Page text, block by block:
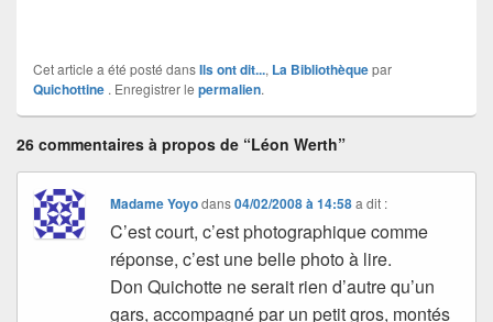
Cet article a été posté dansIls ont dit..., La Bibliothèquepar
Quichottine . Enregistrer le permalien.
26 commentaires à propos de “Léon Werth”
Madame Yoyodans04/02/2008 à 14:58 a dit :
C’est court, c’est photographique comme
réponse, c’est une belle photo à lire.
Don Quichotte ne serait rien d’autre qu’un
gars, accompagné par un petit gros, montés